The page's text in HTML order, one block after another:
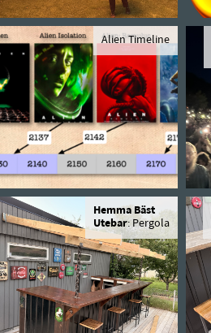
Alien Timeline
Hemma Bäst
Utebar: Pergola